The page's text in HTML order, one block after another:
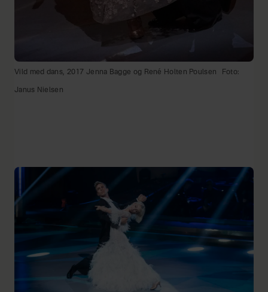
Vild med dans, 2017 Jenna Bagge og René Holten Poulsen Foto:
Janus Nielsen